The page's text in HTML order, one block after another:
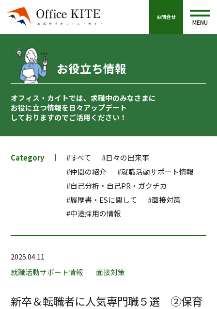
お問合せ
MENU
お役立ち情報
オフィス・カイトでは、求職中のみなさまに
お役に立つ情報を日々アップデート
しておりますのでご活用ください！
Category #すべて
#日々の出来事
#仲間の紹介
#就職活動サポート情報
#自己分析・自己PR・ガクチカ
#履歴書・ESに関して
#面接対策
#中途採用の情報
2025.04.11
就職活動サポート情報
面接対策
新卒＆転職者に人気専門職５選 ②保育